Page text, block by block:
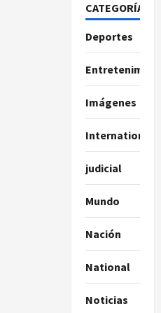
CATEGORÍAS
Deportes
Imágenes
International
judicial
Mundo
Nación
National
Noticias